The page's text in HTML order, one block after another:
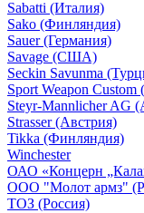
Sabatti (Италия)
Sako (Финляндия)
Sauer (Германия)
Savage (США)
Seckin Savunma
Sport Weapon Custom
Steyr-Mannlicher AG
Strasser (Австрия)
Tikka (Финляндия)
Winchester
ОАО «Концерн
ООО "Молот армз"
ТОЗ (Россия)